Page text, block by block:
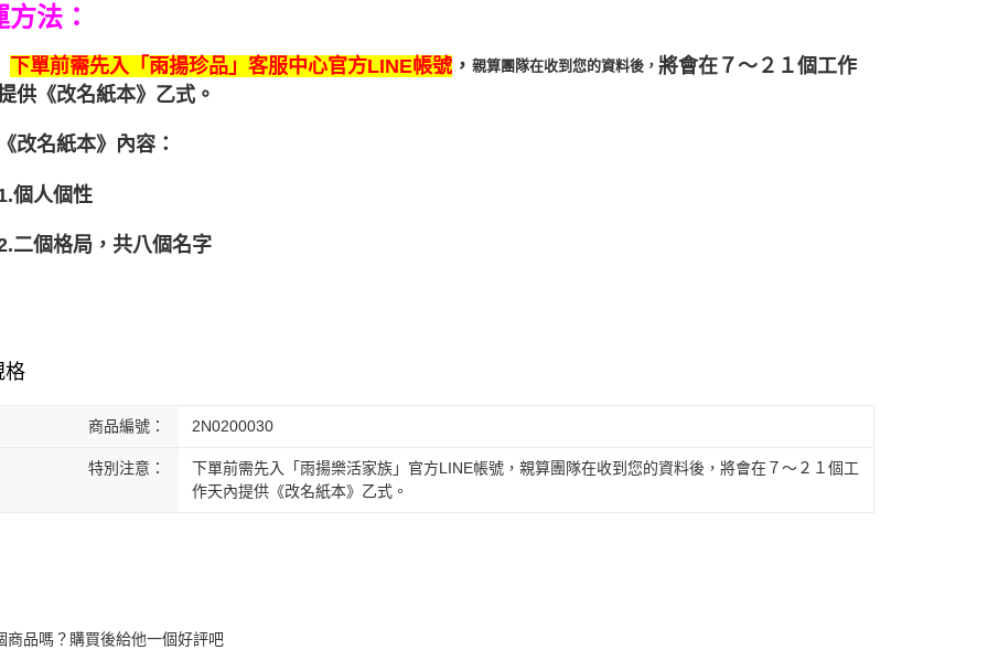
方法：
下單前需先入「雨揚珍品」客服中心官方LINE帳號，親算團隊在收到您的資料後，將會在７～２１個工作
供 《改名紙本》 乙式。
改名紙本》 內容：
人個性
個格局，共八個名字
格
商品編號： 2N0200030
特別注意：
下單前需先入「雨揚樂活家族」官方LINE帳號，親算團隊在收到您的資料後，將會在７～２１個工
作天內提供《改名紙本》乙式。
商品嗎？購買後給他一個好評吧